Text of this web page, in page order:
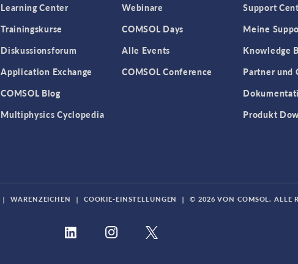
Learning Center
Trainingskurse
Diskussionsforum
Application Exchange
COMSOL Blog
Multiphysics Cyclopedia
Webinare
COMSOL Days
Alle Events
COMSOL Conference
Support
Meine
Knowledge
Partner und
Produkt
| WARENZEICHEN | COOKIE-EINSTELLUNGEN | © 2026 VON COMSOL. ALLE